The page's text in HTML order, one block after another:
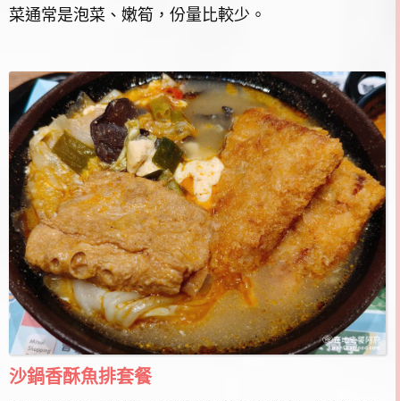
菜通常是泡菜、嫩筍，份量比較少。
沙鍋香酥魚排套餐